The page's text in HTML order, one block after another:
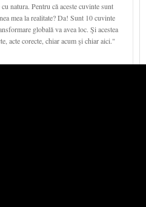
natura. Pentru că aceste cuvinte sunt
mea la realitate? Da! Sunt 10 cuvinte
globală va avea loc. Şi acestea
acte corecte, chiar acum şi chiar aici."